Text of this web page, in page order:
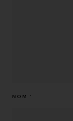
NOM *